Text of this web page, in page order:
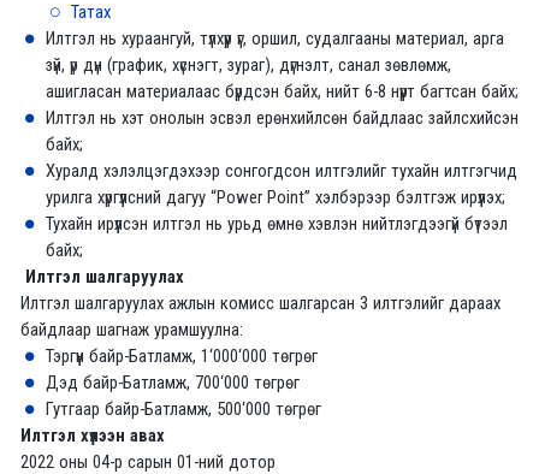
Татах
Илтгэл нь хураангуй, түлхүүр үг, оршил, судалгааны материал, арга
зүй, үр дүн (график, хүснэгт, зураг), дүгнэлт, санал зөвлөмж,
ашигласан материалаас бүрдсэн байх, нийт 6-8 нүүрт багтсан байх;
Илтгэл нь хэт онолын эсвэл ерөнхийлсөн байдлаас зайлсхийсэн
байх;
Хуралд хэлэлцэгдэхээр сонгогдсон илтгэлийг тухайн илтгэгчид
урилга хүргүүлсний дагуу “Power Point” хэлбэрээр бэлтгэж ирүүлэх;
Тухайн ирүүлсэн илтгэл нь урьд өмнө хэвлэн нийтлэгдээгүй бүтээл
байх;
Илтгэл шалгаруулах
Илтгэл шалгаруулах ажлын комисс шалгарсан 3 илтгэлийг дараах
байдлаар шагнаж урамшуулна:
Тэргүүн байр-Батламж, 1‘000‘000 төгрөг
Дэд байр-Батламж, 700‘000 төгрөг
Гутгаар байр-Батламж, 500‘000 төгрөг
Илтгэл хүлээн авах
2022 оны 04-р сарын 01-ний дотор